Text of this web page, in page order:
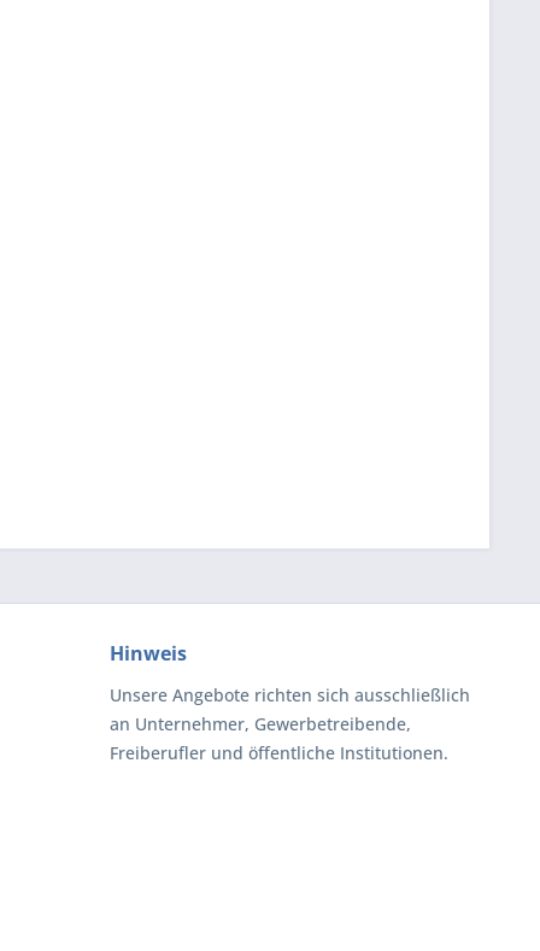
Hinweis
Unsere Angebote richten sich ausschließlich
an Unternehmer, Gewerbetreibende,
Freiberufler und öffentliche Institutionen.